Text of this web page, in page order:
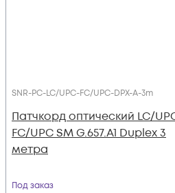
SNR-PC-LC/UPC-FC/UPC-DPX-A-3m
Патчкорд оптический LC/
FC/UPC SM G.657.A1 Duplex 3
метра
Под заказ